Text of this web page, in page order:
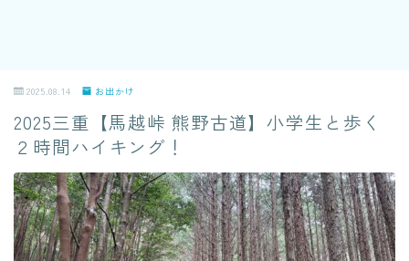
2025.08.14 お出かけ
2025三重【馬越峠 熊野古道】小学生と歩く
２時間ハイキング！